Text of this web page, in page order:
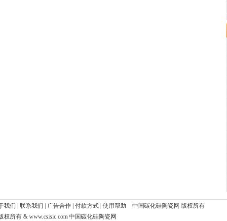
我们 联系我们 广告合作 付款方式 使用帮助 中国碳化硅陶瓷网 版权所有
权所有 & www.csisic.com 中国碳化硅陶瓷网